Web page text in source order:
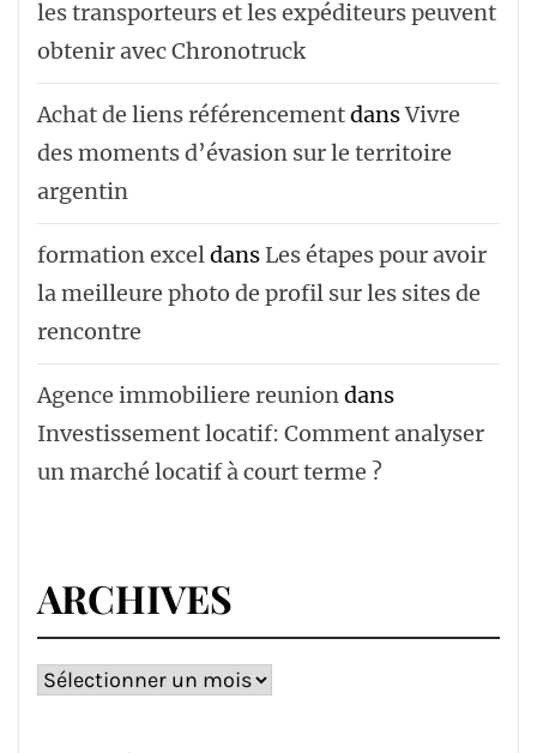
les transporteurs et les expéditeurs peuvent
obtenir avec Chronotruck
Achat de liens référencementdansVivre
des moments d’évasion sur le territoire
argentin
formation exceldans Les étapes pour avoir
la meilleure photo de profil sur les sites de
rencontre
Agence immobiliere reuniondans
Investissement locatif: Comment analyser
un marché locatif à court terme ?
ARCHIVES
Archives